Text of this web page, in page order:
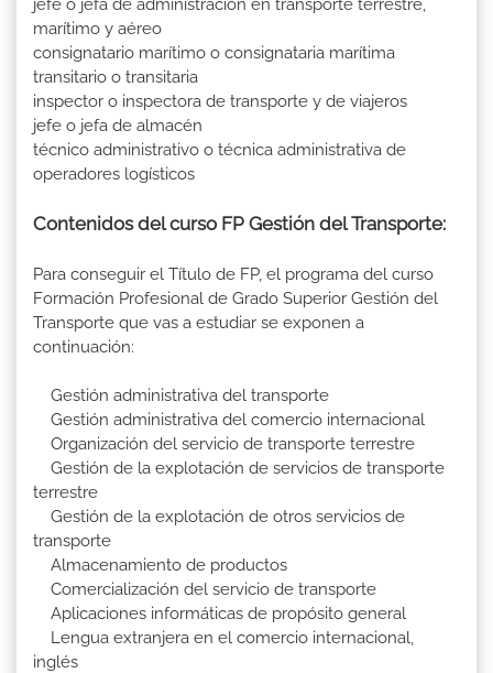
jefe o jefa de administración en transporte terrestre,
marítimo y aéreo
consignatario marítimo o consignataria marítima
transitario o transitaria
inspector o inspectora de transporte y de viajeros
jefe o jefa de almacén
técnico administrativo o técnica administrativa de
operadores logísticos
Contenidos del curso FP Gestión del Transporte:
Para conseguir el Título de FP, el programa del curso
Formación Profesional de Grado Superior Gestión del
Transporte que vas a estudiar se exponen a
continuación:
Gestión administrativa del transporte
Gestión administrativa del comercio internacional
Organización del servicio de transporte terrestre
Gestión de la explotación de servicios de transporte
terrestre
Gestión de la explotación de otros servicios de
transporte
Almacenamiento de productos
Comercialización del servicio de transporte
Aplicaciones informáticas de propósito general
Lengua extranjera en el comercio internacional,
inglés